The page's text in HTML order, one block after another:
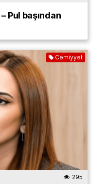
– Pul başından
Cəmiyyət
295